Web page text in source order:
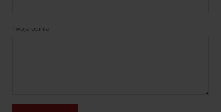
Twoja opinia